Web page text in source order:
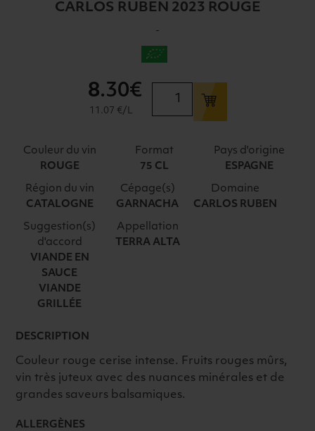
CARLOS RUBEN 2023 ROUGE
-
CALATAYUD
CARLOS
RUBEN
2023
8.30€
11.07 €/L
Couleur du vin
ROUGE
Format
75 CL
Pays d'origine
ESPAGNE
Région du vin
CATALOGNE
Cépage(s)
GARNACHA
Domaine
CARLOS RUBEN
Suggestion(s)
d'accord
VIANDE EN
SAUCE
VIANDE
GRILLÉE
Appellation
TERRA ALTA
DESCRIPTION
Couleur rouge cerise intense. Fruits rouges mûrs,
vin très juteux avec des nuances minérales et de
grandes saveurs balsamiques.
ALLERGÈNES